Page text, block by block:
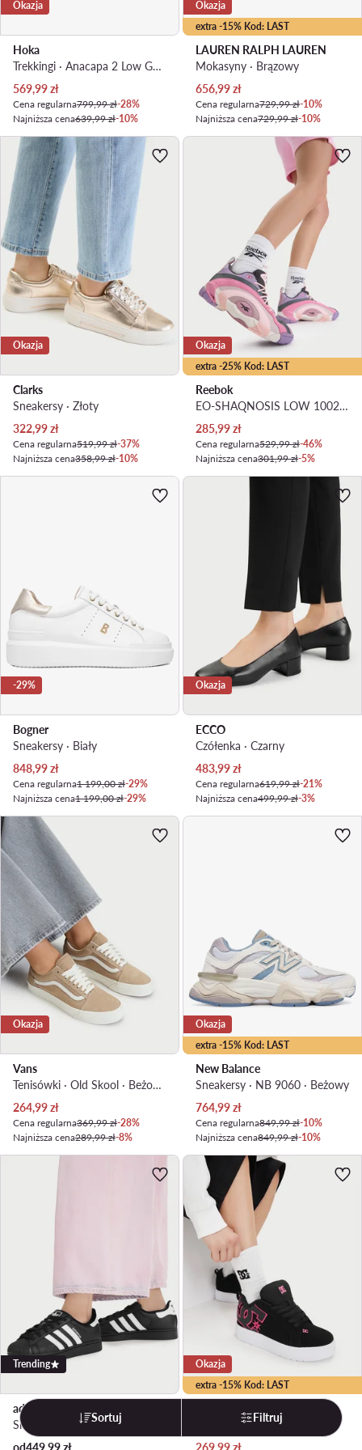
Okazja
Hoka
Trekkingi · Anacapa 2 Low GTX GORE-TEX 1142830 · Czarny
Aktualna cena
569,99zł
Cena regularna799,99 zł-28%
Najniższa cena639,99 zł-10%
extra -15% Kod: LAST
Okazja
LAUREN RALPH LAUREN
Mokasyny · Brązowy
Aktualna cena
656,99zł
Cena regularna729,99 zł-10%
Najniższa cena729,99 zł-10%
Okazja
Clarks
Sneakersy · Złoty
Aktualna cena
322,99zł
Cena regularna519,99 zł-37%
Najniższa cena358,99 zł-10%
extra -25% Kod: LAST
Okazja
Reebok
EO-SHAQNOSIS LOW 100245140 · Buty do koszykówki
Aktualna cena
285,99zł
Cena regularna529,99 zł-46%
Najniższa cena301,99 zł-5%
-29%
Bogner
Sneakersy · Biały
Aktualna cena
848,99zł
Cena regularna1 199,00 zł-29%
Najniższa cena1 199,00 zł-29%
Okazja
ECCO
Czółenka · Czarny
Aktualna cena
483,99zł
Cena regularna619,99 zł-21%
Najniższa cena499,99 zł-3%
Okazja
Vans
Tenisówki · Old Skool · Beżowy
Aktualna cena
264,99zł
Cena regularna369,99 zł-28%
Najniższa cena289,99 zł-8%
extra -15% Kod: LAST
Okazja
New Balance
Sneakersy · NB 9060 · Beżowy
Aktualna cena
764,99zł
Cena regularna849,99 zł-10%
Najniższa cena849,99 zł-10%
Trending
adidas
Sneakersy · Superstar · Czarny
od449,99zł
extra -15% Kod: LAST
Okazja
Sneakersy · Czarny
Aktualna cena
269,99zł
Sortuj Filtruj